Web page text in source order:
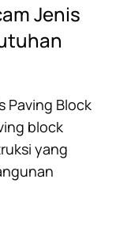
Jenis
Paving Block
block
yang